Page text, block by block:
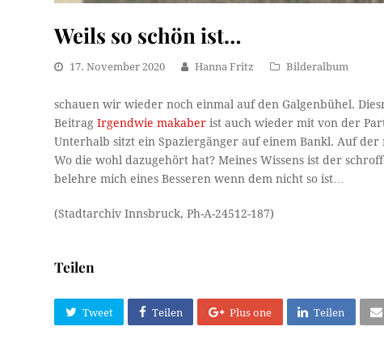
Weils so schön ist…
17. November 2020 Hanna Fritz Bilderalbum
schauen wir wieder noch einmal auf den Galgenbühel.
BeitragIrgendwie makaber ist auch wieder mit von der
Unterhalb sitzt ein Spaziergänger auf einem Bankl. Auf
Wo die wohl dazugehört hat? Meines Wissens ist der
belehre mich eines Besseren wenn dem nicht so ist…
(Stadtarchiv Innsbruck, Ph-A-24512-187)
Teilen
Tweet Teilen Plus one Teilen